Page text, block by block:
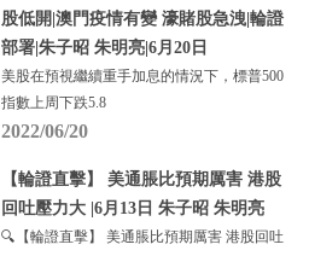
股低開|澳門疫情有變 濠賭股急洩|輪證
部署|朱子昭 朱明亮|6月20日
美股在預視繼續重手加息的情況下，標普500
指數上周下跌5.8
2022/06/20
【輪證直擊】 美通脹比預期厲害 港股
回吐壓力大 |6月13日 朱子昭 朱明亮
🔍【輪證直擊】 美通脹比預期厲害 港股回吐